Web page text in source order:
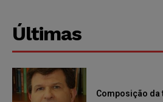
Últimas
Composição da